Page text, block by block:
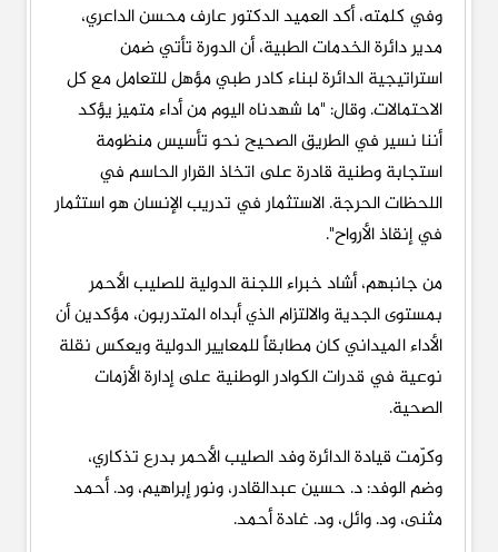
وفي كلمته، أكد العميد الدكتور عارف محسن الداعري،
مدير دائرة الخدمات الطبية، أن الدورة تأتي ضمن
استراتيجية الدائرة لبناء كادر طبي مؤهل للتعامل مع كل
الاحتمالات. وقال: "ما شهدناه اليوم من أداء متميز يؤكد
أننا نسير في الطريق الصحيح نحو تأسيس منظومة
استجابة وطنية قادرة على اتخاذ القرار الحاسم في
اللحظات الحرجة. الاستثمار في تدريب الإنسان هو استثمار
في إنقاذ الأرواح".
من جانبهم، أشاد خبراء اللجنة الدولية للصليب الأحمر
بمستوى الجدية والالتزام الذي أبداه المتدربون، مؤكدين أن
الأداء الميداني كان مطابقاً للمعايير الدولية ويعكس نقلة
نوعية في قدرات الكوادر الوطنية على إدارة الأزمات
الصحية.
وكرّمت قيادة الدائرة وفد الصليب الأحمر بدرع تذكاري،
وضم الوفد: د. حسين عبدالقادر، ونور إبراهيم، ود. أحمد
مثنى، ود. وائل، ود. غادة أحمد.